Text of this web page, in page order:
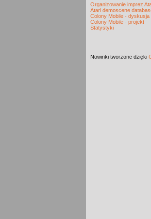
Organizowanie imprez
Atari demoscene
Colony Mobile - dyskusja
Colony Mobile - projekt
Statystyki
Nowinki tworzone dzięki